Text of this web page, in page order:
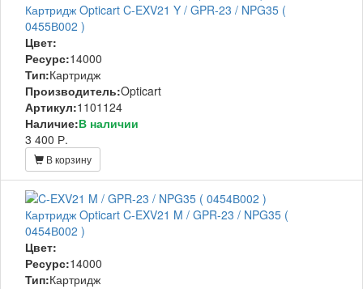
Картридж Opticart C-EXV21 Y / GPR-23 / NPG35 (
0455В002 )
Цвет:
Ресурс:14000
Тип:Картридж
Производитель:Opticart
Артикул:1101124
Наличие:В наличии
3 400 Р.
В корзину
Картридж Opticart C-EXV21 M / GPR-23 / NPG35 (
0454В002 )
Цвет:
Ресурс:14000
Тип:Картридж